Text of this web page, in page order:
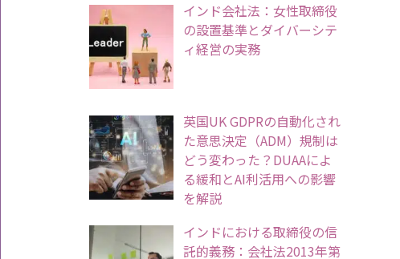
インド会社法：女性取締役
の設置基準とダイバーシテ
ィ経営の実務
英国UK GDPRの自動化され
た意思決定（ADM）規制は
どう変わった？DUAAによ
る緩和とAI利活用への影響
を解説
インドにおける取締役の信
託的義務：会社法2013年第